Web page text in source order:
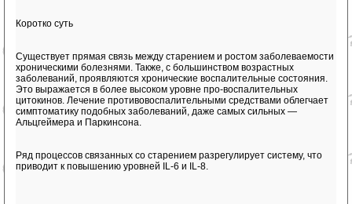
Коротко суть
Существует прямая связь между старением и ростом заболеваемости
хроническими болезнями. Также, с большинством возрастных
заболеваний, проявляются хронические воспалительные состояния.
Это выражается в более высоком уровне про-воспалительных
цитокинов. Лечение противовоспалительными средствами облегчает
симптоматику подобных заболеваний, даже самых сильных —
Альцгеймера и Паркинсона.
Ряд процессов связанных со старением разрегулирует систему, что
приводит к повышению уровней IL-6 и IL-8.